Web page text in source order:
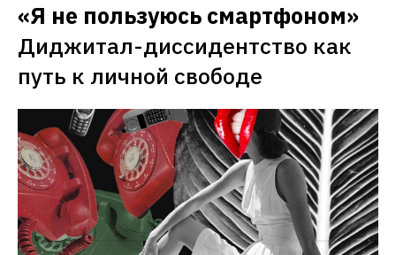
«Я не пользуюсь смартфоном»
Диджитал-диссидентство как
путь к личной свободе